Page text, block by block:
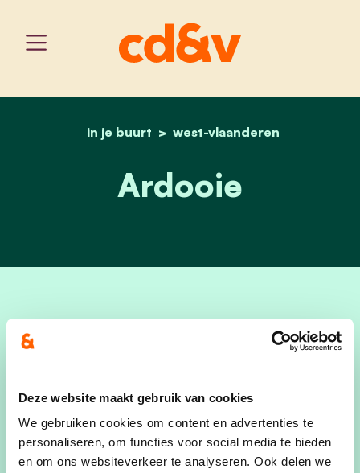
Deze website maakt gebruik van cookies
We gebruiken cookies om content en advertenties te
personaliseren, om functies voor social media te bieden
en om ons websiteverkeer te analyseren. Ook delen we
home
in je buurt west-vlaanderen
ardooie
Ardooie
cd&v is een partij die mensen en ideeën met
die manier formuleren we antwoorden die de
synthese maken en goed zijn voor iedereen, als
oplossing voor de uitdagingen vanmorgen. Dit
fundament bepaalt onze manier van aan politiek